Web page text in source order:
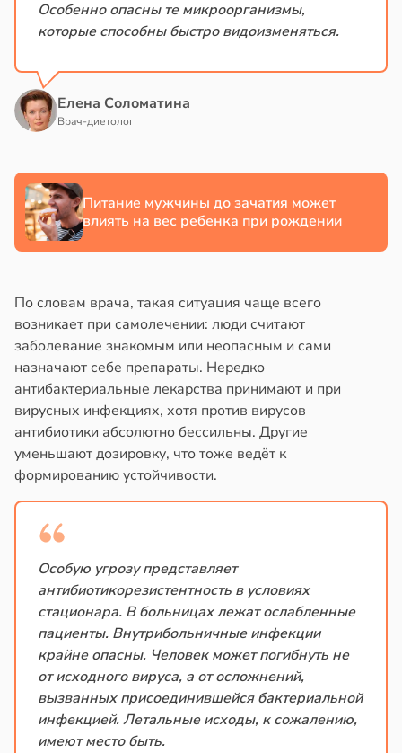
Особенно опасны те микроорганизмы,
которые способны быстро видоизменяться.
Елена Соломатина
Врач-диетолог
Питание мужчины до зачатия может
влиять на вес ребенка при рождении
По словам врача, такая ситуация чаще всего
возникает при самолечении: люди считают
заболевание знакомым или неопасным и сами
назначают себе препараты. Нередко
антибактериальные лекарства принимают и при
вирусных инфекциях, хотя против вирусов
антибиотики абсолютно бессильны. Другие
уменьшают дозировку, что тоже ведёт к
формированию устойчивости.
Особую угрозу представляет
антибиотикорезистентность в условиях
стационара. В больницах лежат ослабленные
пациенты. Внутрибольничные инфекции
крайне опасны. Человек может погибнуть не
от исходного вируса, а от осложнений,
вызванных присоединившейся бактериальной
инфекцией. Летальные исходы, к сожалению,
имеют место быть.